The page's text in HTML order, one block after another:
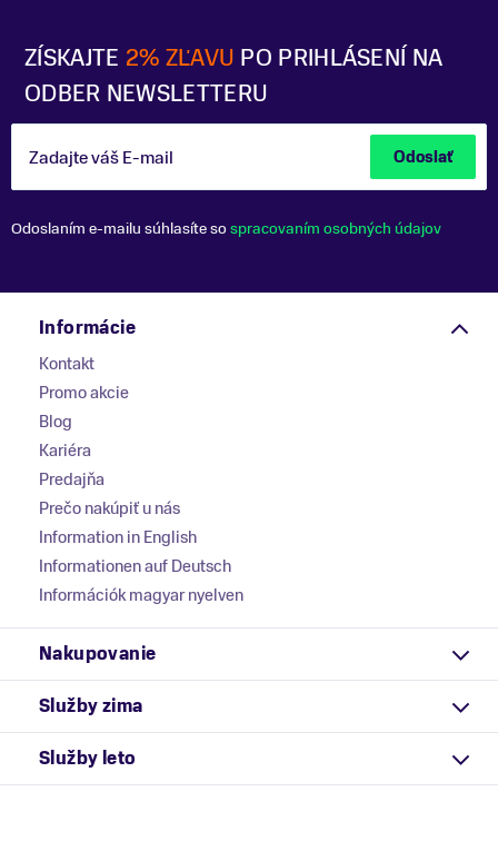
ZÍSKAJTE 2% ZĽAVU PO PRIHLÁSENÍ NA
ODBER NEWSLETTERU
Zadajte váš E-mail Odoslať
Odoslaním e-mailu súhlasíte sospracovaním osobných údajov
Informácie
Kontakt
Promo akcie
Blog
Kariéra
Predajňa
Prečo nakúpiť u nás
Information in English
Informationen auf Deutsch
Információk magyar nyelven
Nakupovanie
Služby zima
Služby leto